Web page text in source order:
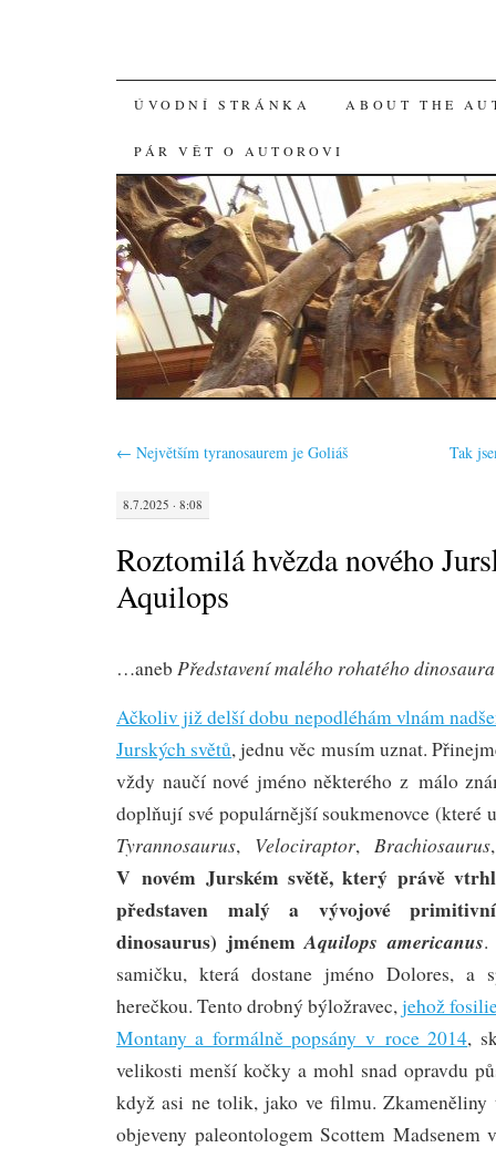
SKIP
TO
CONTENT
ÚVODNÍ STRÁNKA ABOUT THE
PÁR VĚT O AUTOROVI
← Největším tyranosaurem je Goliáš Tak
8.7.2025 · 8:08
Roztomilá hvězda nového
Aquilops
…aneb Představení malého rohatého
Ačkoliv již delší dobu nepodléhám vlnám
Jurských světů, jednu věc musím uznat.
vždy naučí nové jméno některého z málo
doplňují své populárnější soukmenovce (které
Tyrannosaurus, Velociraptor, Brachiosaurus
V novém Jurském světě, který právě
představen malý a vývojové
dinosaurus) jménemAquilops americanus.
samičku, která dostane jméno Dolores, a
herečkou. Tento drobný býložravec,jehož
Montany a formálně popsány v roce 2014,
velikosti menší kočky a mohl snad opravdu
když asi ne tolik, jako ve filmu. Zkameněliny
objeveny paleontologem Scottem